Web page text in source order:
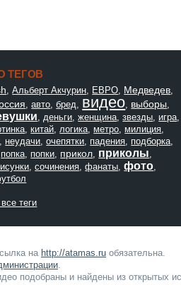
ТЕГОВ
,Альберт Акчурин, ЕВРО, Медведев,
,авто,бред, видео, выборы,
,деньги,женщина,звезды, игра,
,китай,логика, метро, милиция,
, неудачи,очепятки, падения, подборка,
попка, попки, прикол, приколы,
,сочинения,фанаты,фото,
теги
на http://atamas.ru обязательна.
.
подобраны и найдены из открытых